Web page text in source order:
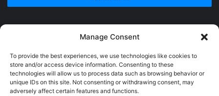
Manage Consent
To provide the best experiences, we use technologies like cookies to
store and/or access device information. Consenting to these
technologies will allow us to process data such as browsing behavior or
unique IDs on this site. Not consenting or withdrawing consent, may
adversely affect certain features and functions.